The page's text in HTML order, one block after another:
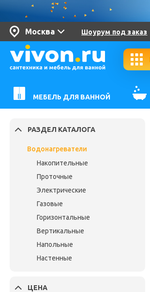
Москва Шоурум под заказ
МЕБЕЛЬ ДЛЯ ВАННОЙ
РАЗДЕЛ КАТАЛОГА
Водонагреватели
Накопительные
Проточные
Электрические
Газовые
Горизонтальные
Вертикальные
Напольные
Настенные
ЦЕНА